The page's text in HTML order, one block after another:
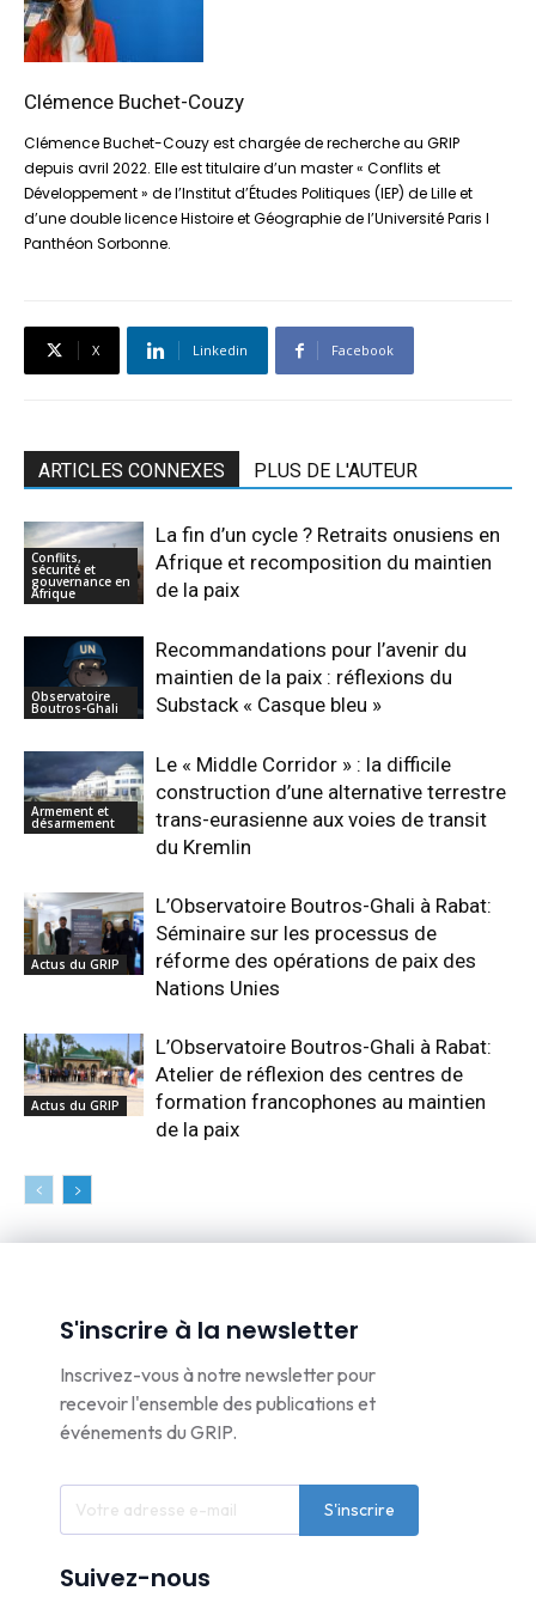
Clémence Buchet-Couzy
Clémence Buchet-Couzy est chargée de recherche au GRIP
depuis avril 2022. Elle est titulaire d’un master « Conflits et
Développement » de l’Institut d’Études Politiques (IEP) de Lille et
d’une double licence Histoire et Géographie de l’Université Paris I
Panthéon Sorbonne.
X Linkedin Facebook
ARTICLES CONNEXES PLUS DE L'AUTEUR
Conflits,
sécurité et
gouvernance en
Afrique
La fin d’un cycle ? Retraits onusiens en
Afrique et recomposition du maintien
de la paix
Observatoire
Boutros-Ghali
Recommandations pour l’avenir du
maintien de la paix : réflexions du
Substack « Casque bleu »
Armement et
désarmement
Le « Middle Corridor » : la difficile
construction d’une alternative terrestre
trans-eurasienne aux voies de transit
du Kremlin
Actus du GRIP
L’Observatoire Boutros-Ghali à Rabat:
Séminaire sur les processus de
réforme des opérations de paix des
Nations Unies
Actus du GRIP
L’Observatoire Boutros-Ghali à Rabat:
Atelier de réflexion des centres de
formation francophones au maintien
de la paix
S'inscrire à la newsletter
Inscrivez-vous à notre newsletter pour
recevoir l'ensemble des publications et
événements du GRIP.
S'inscrire
Suivez-nous